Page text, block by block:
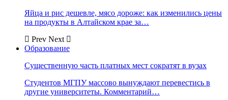
Яйца и рис дешевле, мясо дороже: как изменились цены
на продукты в Алтайском крае за…
Prev Next
Образование
Существенную часть платных мест сократят в вузах
Студентов МГПУ массово вынуждают перевестись в
другие университеты. Комментарий…